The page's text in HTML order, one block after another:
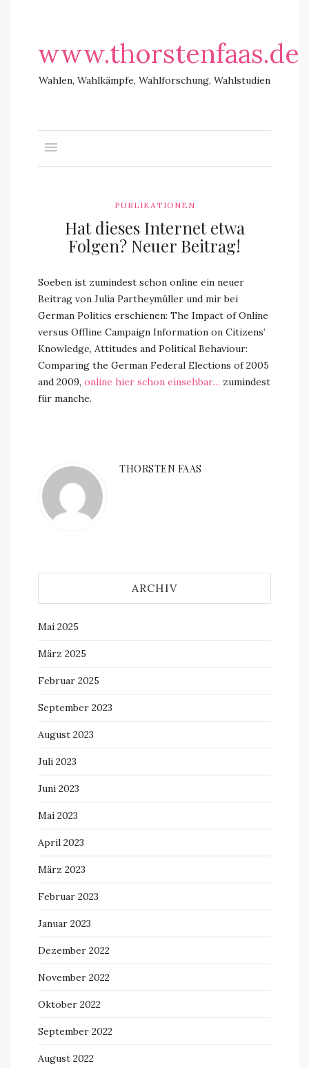
www.thorstenfaas.de
Wahlen, Wahlkämpfe, Wahlforschung, Wahlstudien
PUBLIKATIONEN
Hat dieses Internet etwa
Folgen? Neuer Beitrag!
Soeben ist zumindest schon online ein neuer
Beitrag von Julia Partheymüller und mir bei
German Politics erschienen: The Impact of Online
versus Offline Campaign Information on Citizens’
Knowledge, Attitudes and Political Behaviour:
Comparing the German Federal Elections of 2005
and 2009, online hier schon einsehbar… zumindest
für manche.
THORSTEN FAAS
ARCHIV
Mai 2025
März 2025
Februar 2025
September 2023
August 2023
Juli 2023
Juni 2023
Mai 2023
April 2023
März 2023
Februar 2023
Januar 2023
Dezember 2022
November 2022
Oktober 2022
September 2022
August 2022